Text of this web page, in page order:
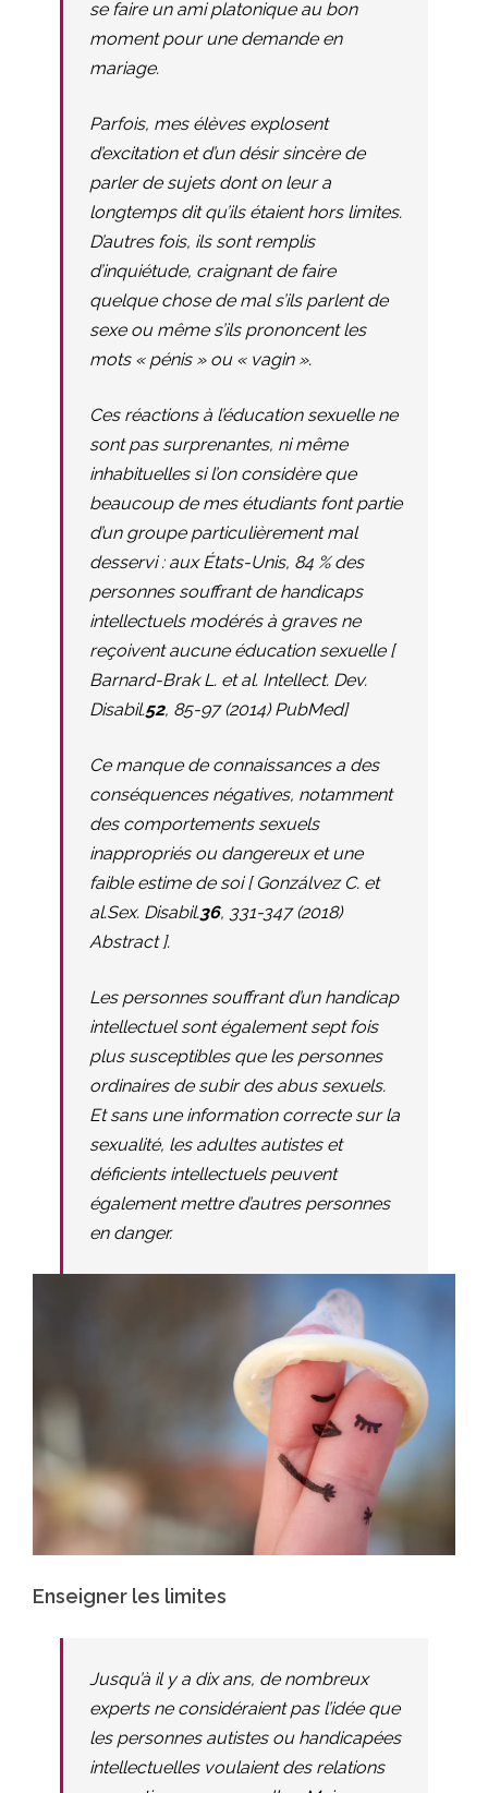
se faire un ami platonique au bon
moment pour une demande en
mariage.
Parfois, mes élèves explosent
d’excitation et d’un désir sincère de
parler de sujets dont on leur a
longtemps dit qu’ils étaient hors limites.
D’autres fois, ils sont remplis
d’inquiétude, craignant de faire
quelque chose de mal s’ils parlent de
sexe ou même s’ils prononcent les
mots « pénis » ou « vagin ».
Ces réactions à l’éducation sexuelle ne
sont pas surprenantes, ni même
inhabituelles si l’on considère que
beaucoup de mes étudiants font partie
d’un groupe particulièrement mal
desservi : aux États-Unis, 84 % des
personnes souffrant de handicaps
intellectuels modérés à graves ne
reçoivent aucune éducation sexuelle [
Barnard-Brak L. et al. Intellect. Dev.
Disabil.52, 85-97 (2014)PubMed]
Ce manque de connaissances a des
conséquences négatives, notamment
des comportements sexuels
inappropriés ou dangereux et une
faible estime de soi [ Gonzálvez C. et
al.Sex. Disabil.36, 331-347 (2018)
Abstract ].
Les personnes souffrant d’un handicap
intellectuel sont également sept fois
plus susceptibles que les personnes
ordinaires de subir des abus sexuels.
Et sans une information correcte sur la
sexualité, les adultes autistes et
déficients intellectuels peuvent
également mettre d’autres personnes
en danger.
Enseigner les limites
Jusqu’à il y a dix ans, de nombreux
experts ne considéraient pas l’idée que
les personnes autistes ou handicapées
intellectuelles voulaient des relations